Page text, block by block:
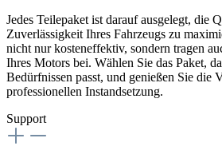
Jedes Teilepaket ist darauf ausgelegt, die
Zuverlässigkeit Ihres Fahrzeugs zu
nicht nur kosteneffektiv, sondern tragen
Ihres Motors bei. Wählen Sie das Paket,
Bedürfnissen passt, und genießen Sie die
professionellen Instandsetzung.
Support